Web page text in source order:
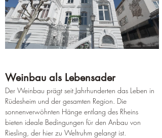
Weinbau als Lebensader
Der Weinbau prägt seit Jahrhunderten das Leben in
Rüdesheim und der gesamten Region. Die
sonnenverwöhnten Hänge entlang des Rheins
bieten ideale Bedingungen für den Anbau von
Riesling, der hier zu Weltruhm gelangt ist.